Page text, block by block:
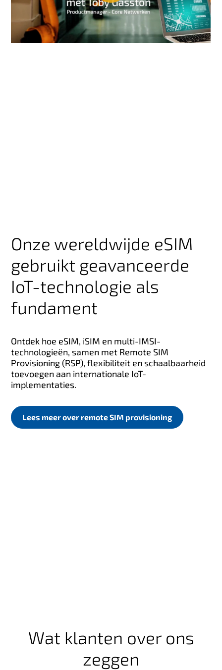
Onze wereldwijde eSIM
gebruikt geavanceerde
IoT-technologie als
fundament
Ontdek hoe eSIM, iSIM en multi-IMSI-
technologieën, samen met Remote SIM
Provisioning (RSP), flexibiliteit en schaalbaarheid
toevoegen aan internationale IoT-
implementaties.
Lees meer over remote SIM provisioning
Wat klanten over ons
zeggen